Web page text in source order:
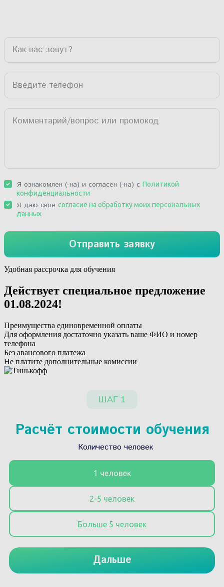
Удобная рассрочка для обучения
Действует специальное предложение
01.08.2024!
Преимущества единовременной оплаты
Для оформления достаточно указать ваше ФИО и номер
телефона
Без авансового платежа
Не платите дополнительные комиссии